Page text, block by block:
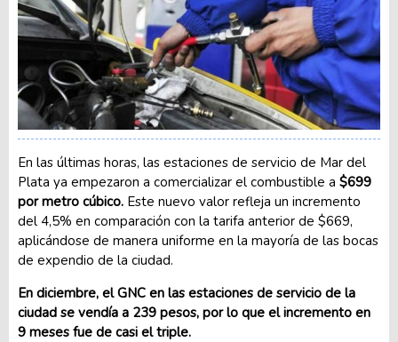
En las últimas horas, las estaciones de servicio de Mar del
Plata ya empezaron a comercializar el combustible a $699
por metro cúbico. Este nuevo valor refleja un incremento
del 4,5% en comparación con la tarifa anterior de $669,
aplicándose de manera uniforme en la mayoría de las bocas
de expendio de la ciudad.
En diciembre, el GNC en las estaciones de servicio de la
ciudad se vendía a 239 pesos, por lo que el incremento en
9 meses fue de casi el triple.